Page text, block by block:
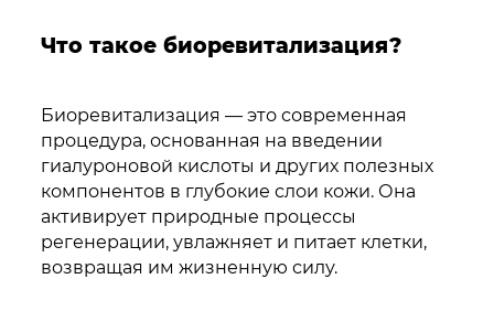
Что такое биоревитализация?
Биоревитализация — это современная
процедура, основанная на введении
гиалуроновой кислоты и других полезных
компонентов в глубокие слои кожи. Она
активирует природные процессы
регенерации, увлажняет и питает клетки,
возвращая им жизненную силу.